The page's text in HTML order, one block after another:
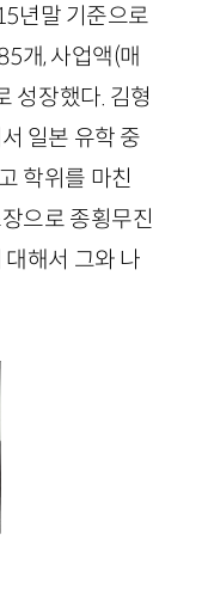
년말 기준으로
개, 사업액(매
성장했다. 김형
일본 유학 중
학위를 마친
으로 종횡무진
해서 그와 나